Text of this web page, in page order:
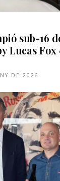
sub-16
Lucas
DE 2026